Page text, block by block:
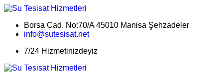
Borsa Cad. No:70/A 45010 Manisa Şehzadeler
info@sutesisat.net
7/24 Hizmetinizdeyiz